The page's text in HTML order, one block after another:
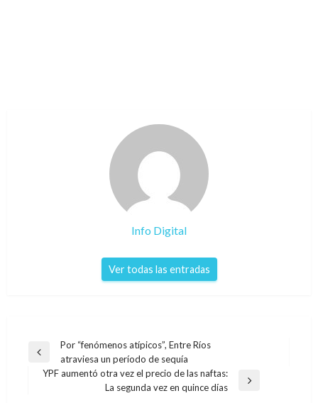
Info Digital
Ver todas las entradas
Navegación
de
Entrada
anterior
Por “fenómenos atípicos”, Entre Ríos
atraviesa un período de sequía
YPF aumentó otra vez el precio de las naftas:
La segunda vez en quince días